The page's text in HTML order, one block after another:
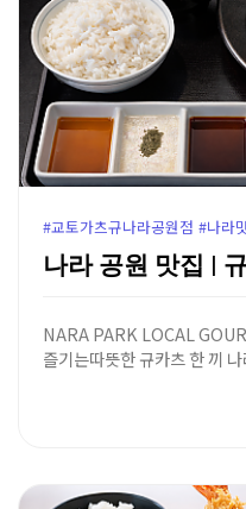
NARA PARK LOCAL
즐기는따뜻한 규카츠 한 끼